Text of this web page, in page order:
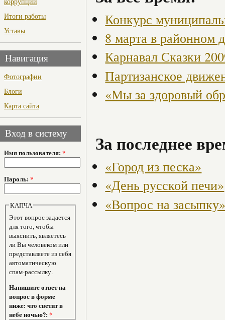
Итоги работы
Уставы
Навигация
Фотографии
Блоги
Карта сайта
Вход в систему
Имя пользователя: *
Пароль: *
КАПЧА
Этот вопрос задается
для того, чтобы
выяснить, являетесь
ли Вы человеком или
представляете из себя
автоматическую
спам-рассылку.
Напишите ответ на
вопрос в форме
ниже: что светит в
небе ночью?:*
Конкурс
8 марта в районном
Карнавал Сказки
Партизанское
«Мы за здоровый
За последнее
«Город из песка»
«День русской печи»
«Вопрос на